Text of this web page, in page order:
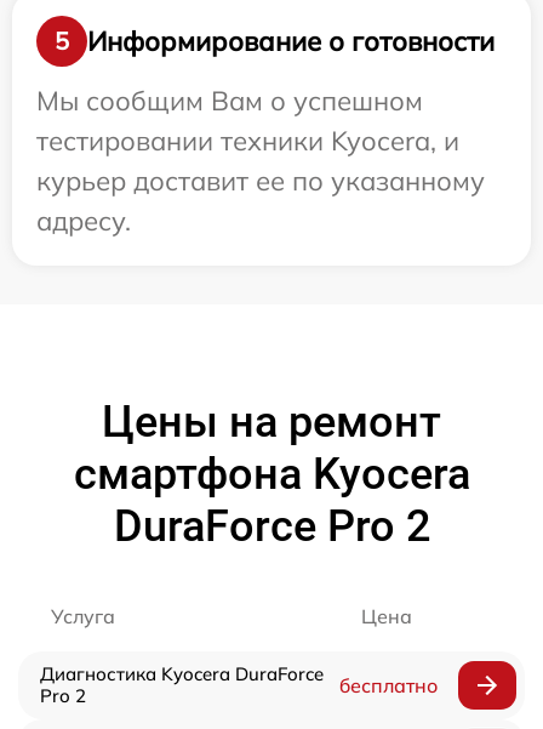
5
Информирование о готовности
Мы сообщим Вам о успешном
тестировании техники Kyocera, и
курьер доставит ее по указанному
адресу.
Цены на ремонт
смартфона Kyocera
DuraForce Pro 2
Услуга Цена
Диагностика Kyocera DuraForce
Pro 2
бесплатно